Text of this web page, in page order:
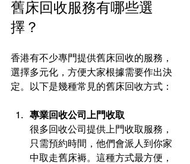
舊床回收服務有哪些選
擇？
香港有不少專門提供舊床回收的服務，
選擇多元化，方便大家根據需要作出決
定。以下是幾種常見的舊床回收方式：
專業回收公司上門收取
很多回收公司提供上門收取服務，
只需預約時間，他們會派人到你家
中取走舊床褥。這種方式最方便，